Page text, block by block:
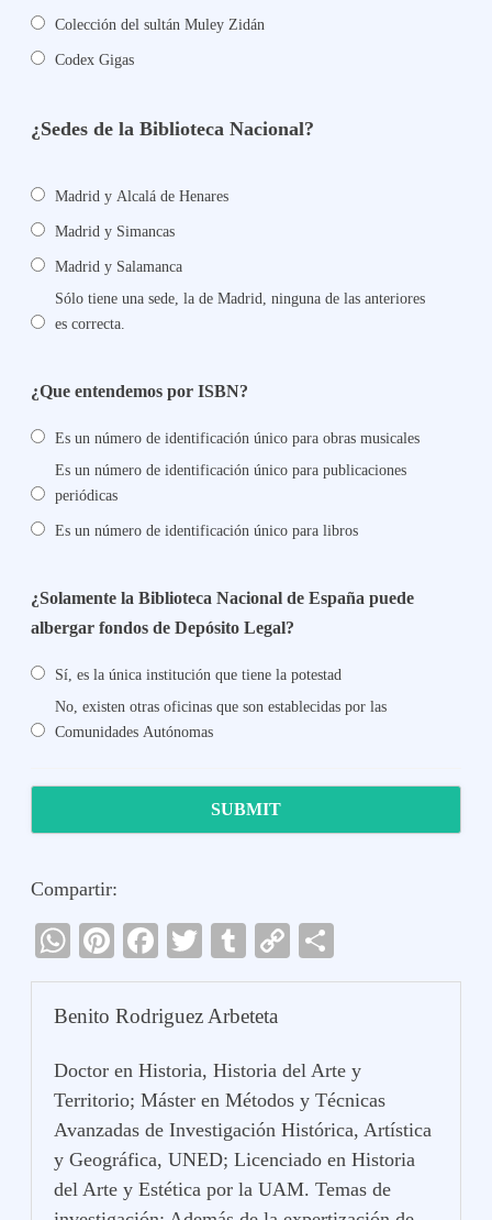
Colección del sultán Muley Zidán
Codex Gigas
¿Sedes de la Biblioteca Nacional?
Madrid y Alcalá de Henares
Madrid y Simancas
Madrid y Salamanca
Sólo tiene una sede, la de Madrid, ninguna de las anteriores
es correcta.
¿Que entendemos por ISBN?
Es un número de identificación único para obras musicales
Es un número de identificación único para publicaciones
periódicas
Es un número de identificación único para libros
¿Solamente la Biblioteca Nacional de España puede
albergar fondos de Depósito Legal?
Sí, es la única institución que tiene la potestad
No, existen otras oficinas que son establecidas por las
Comunidades Autónomas
Compartir:
W
ha
ts
pp
Pi
nt
er
t
Fa
ce
bo
T
wi
tte
T
u
m
r
C
op
nk
o
rti
r
Benito Rodriguez Arbeteta
Doctor en Historia, Historia del Arte y
Territorio; Máster en Métodos y Técnicas
Avanzadas de Investigación Histórica, Artística
y Geográfica, UNED; Licenciado en Historia
del Arte y Estética por la UAM. Temas de